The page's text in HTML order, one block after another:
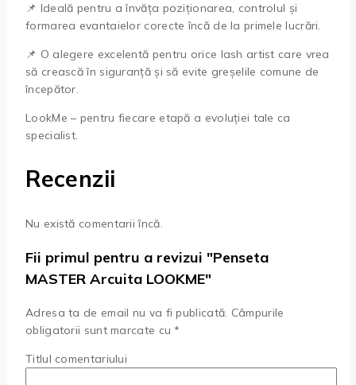
📌 Ideală pentru a învăța poziționarea, controlul și
formarea evantaielor corecte încă de la primele lucrări.
📌 O alegere excelentă pentru orice lash artist care vrea
să crească în siguranță și să evite greșelile comune de
începător.
LookMe – pentru fiecare etapă a evoluției tale ca
specialist.
Recenzii
Nu există comentarii încă.
Fii primul pentru a revizui "Penseta
MASTER Arcuita LOOKME"
Adresa ta de email nu va fi publicată. Câmpurile
obligatorii sunt marcate cu*
Titlul comentariului